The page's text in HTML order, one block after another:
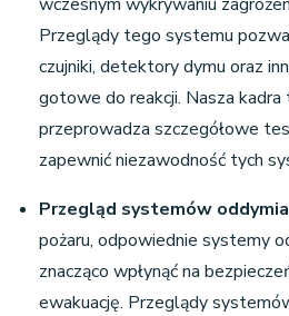
Przeglądy tego systemu
czujniki, detektory dymu oraz
gotowe do reakcji. Nasza kadra
przeprowadza szczegółowe
zapewnić niezawodność tych
Przegląd systemów
pożaru, odpowiednie systemy
znacząco wpłynąć na
ewakuację. Przeglądy